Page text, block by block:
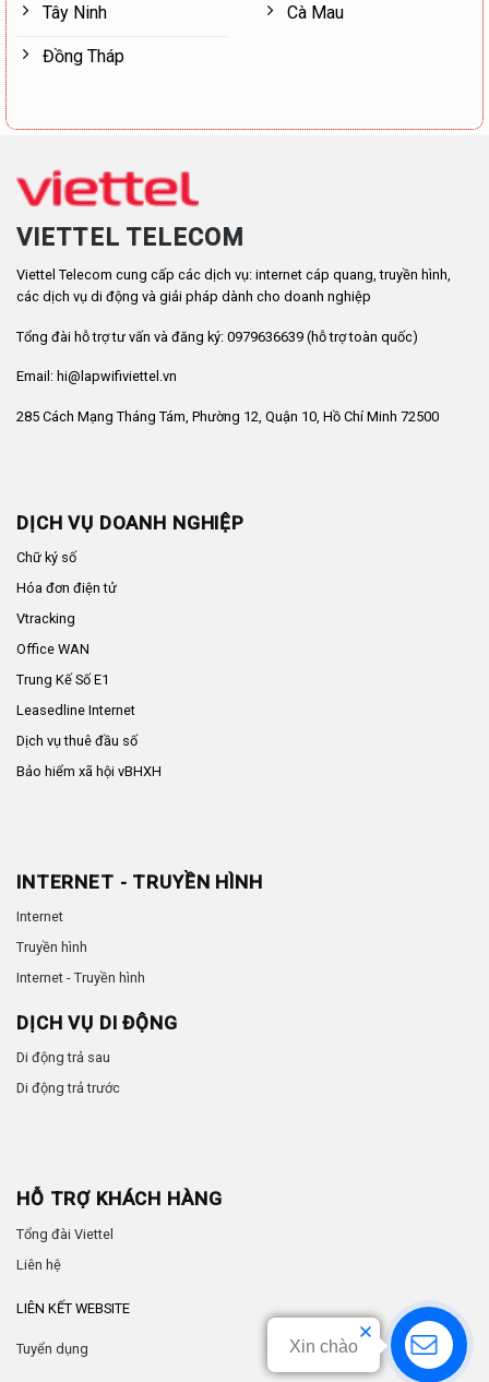
Tây Ninh
Đồng Tháp
Cà Mau
VIETTEL TELECOM
Viettel Telecom cung cấp các dịch vụ: internet cáp quang, truyền hình,
các dịch vụ di động và giải pháp dành cho doanh nghiệp
Tổng đài hỗ trợ tư vấn và đăng ký: 0979636639 (hỗ trợ toàn quốc)
Email: hi@lapwifiviettel.vn
285 Cách Mạng Tháng Tám, Phường 12, Quận 10, Hồ Chí Minh 72500
DỊCH VỤ DOANH NGHIỆP
Chữ ký số
Hóa đơn điện tử
Vtracking
Office WAN
Trung Kế Số E1
Leasedline Internet
Dịch vụ thuê đầu số
Bảo hiểm xã hội vBHXH
INTERNET - TRUYỀN HÌNH
Internet
Truyền hình
Internet - Truyền hình
DỊCH VỤ DI ĐỘNG
Di động trả sau
Di động trả trước
HỖ TRỢ KHÁCH HÀNG
Tổng đài Viettel
Liên hệ
LIÊN KẾT WEBSITE
Tuyển dụng Xin chào